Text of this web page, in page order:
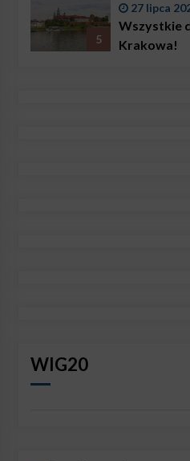
5
27 lipca
Wszystkie
Krakowa!
WIG20